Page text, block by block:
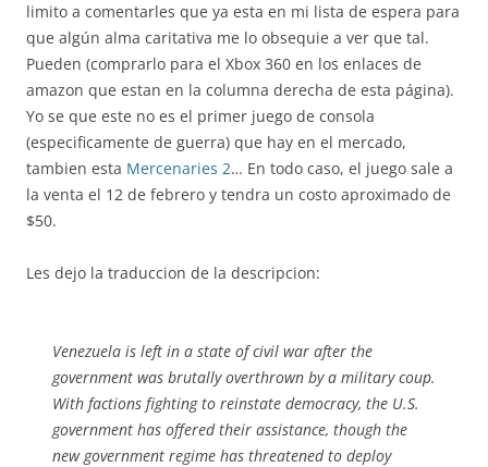
limito a comentarles que ya esta en mi lista de espera para
que algún alma caritativa me lo obsequie a ver que tal.
Pueden (comprarlo para el Xbox 360 en los enlaces de
amazon que estan en la columna derecha de esta página).
Yo se que este no es el primer juego de consola
(especificamente de guerra) que hay en el mercado,
tambien esta Mercenaries 2… En todo caso, el juego sale a
la venta el 12 de febrero y tendra un costo aproximado de
$50.
Les dejo la traduccion de la descripcion:
Venezuela is left in a state of civil war after the
government was brutally overthrown by a military coup.
With factions fighting to reinstate democracy, the U.S.
government has offered their assistance, though the
new government regime has threatened to deploy